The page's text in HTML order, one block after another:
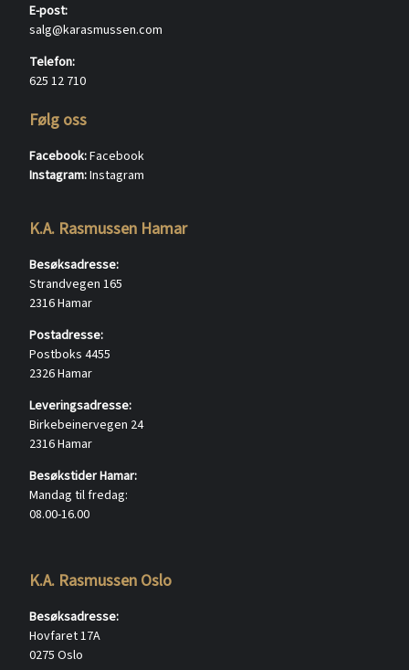
E-post:
salg@karasmussen.com
Telefon:
625 12 710
Følg oss
Facebook:Facebook
Instagram:Instagram
K.A. Rasmussen Hamar
Besøksadresse:
Strandvegen 165
2316 Hamar
Postadresse:
Postboks 4455
2326 Hamar
Leveringsadresse:
Birkebeinervegen 24
2316 Hamar
Besøkstider Hamar:
Mandag til fredag:
08.00-16.00
K.A. Rasmussen Oslo
Besøksadresse:
Hovfaret 17A
0275 Oslo